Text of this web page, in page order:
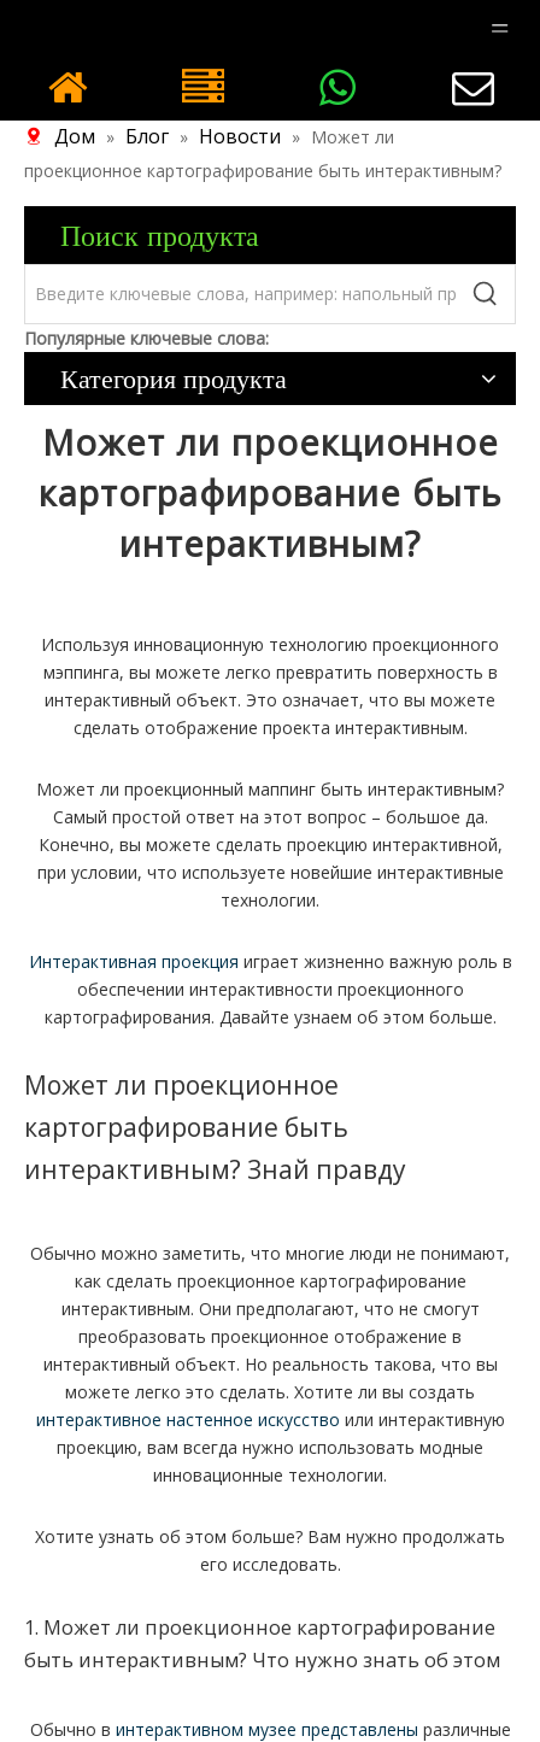
Дом » Блог » Новости » Может ли
проекционное картографирование быть интерактивным?
Поиск продукта
Популярные ключевые слова:
Категория продукта
Может ли проекционное
картографирование быть
интерактивным?
Используя инновационную технологию проекционного
мэппинга, вы можете легко превратить поверхность в
интерактивный объект. Это означает, что вы можете
сделать отображение проекта интерактивным.
Может ли проекционный маппинг быть интерактивным?
Самый простой ответ на этот вопрос – большое да.
Конечно, вы можете сделать проекцию интерактивной,
при условии, что используете новейшие интерактивные
технологии.
Интерактивная проекция играет жизненно важную роль в
обеспечении интерактивности проекционного
картографирования. Давайте узнаем об этом больше.
Может ли проекционное
картографирование быть
интерактивным? Знай правду
Обычно можно заметить, что многие люди не понимают,
как сделать проекционное картографирование
интерактивным. Они предполагают, что не смогут
преобразовать проекционное отображение в
интерактивный объект. Но реальность такова, что вы
можете легко это сделать. Хотите ли вы создать
интерактивное настенное искусство или интерактивную
проекцию, вам всегда нужно использовать модные
инновационные технологии.
Хотите узнать об этом больше? Вам нужно продолжать
его исследовать.
1. Может ли проекционное картографирование
быть интерактивным? Что нужно знать об этом
Обычно в интерактивном музее представлены различные